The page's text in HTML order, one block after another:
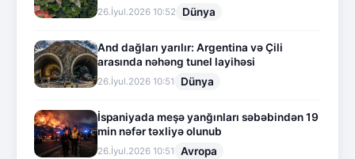
26.İyul.2026 10:52 Dünya
And dağları yarılır: Argentina və Çili
arasında nəhəng tunel layihəsi
26.İyul.2026 10:51 Dünya
İspaniyada meşə yanğınları səbəbindən 19
min nəfər təxliyə olunub
26.İyul.2026 10:51 Avropa